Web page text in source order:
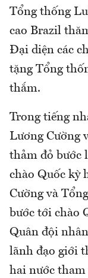
Tổng thống
cao Brazil
Đại diện các
tặng Tổng
thắm.
Trong tiếng
Lương Cường
thảm đỏ bước
chào Quốc kỳ
Cường và
bước tới chào
Quân đội
lãnh đạo giới
hai nước tham